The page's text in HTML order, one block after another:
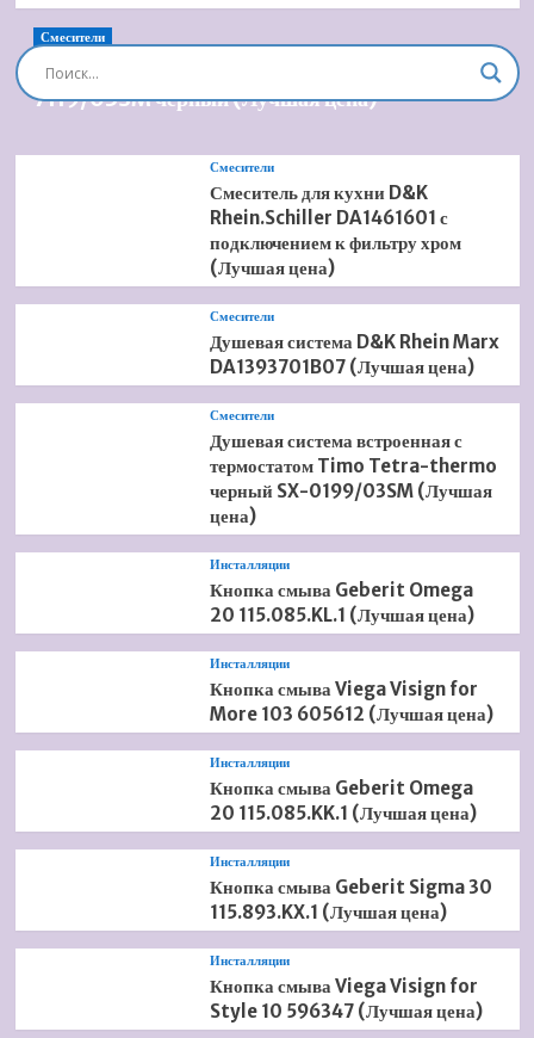
Смесители
Душевая система встроенная Timo Briana SX-
7119/03SM черный (Лучшая цена)
Смесители
Смеситель для кухни D&K
Rhein.Schiller DA1461601 с
подключением к фильтру хром
(Лучшая цена)
Смесители
Душевая система D&K Rhein Marx
DA1393701B07 (Лучшая цена)
Смесители
Душевая система встроенная с
термостатом Timo Tetra-thermo
черный SX-0199/03SM (Лучшая
цена)
Инсталляции
Кнопка смыва Geberit Omega
20 115.085.KL.1 (Лучшая цена)
Инсталляции
Кнопка смыва Viega Visign for
More 103 605612 (Лучшая цена)
Инсталляции
Кнопка смыва Geberit Omega
20 115.085.KK.1 (Лучшая цена)
Инсталляции
Кнопка смыва Geberit Sigma 30
115.893.KX.1 (Лучшая цена)
Инсталляции
Кнопка смыва Viega Visign for
Style 10 596347 (Лучшая цена)